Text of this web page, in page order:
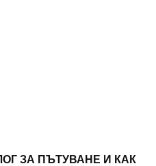
ЗА ПЪТУВАНЕ И КАК